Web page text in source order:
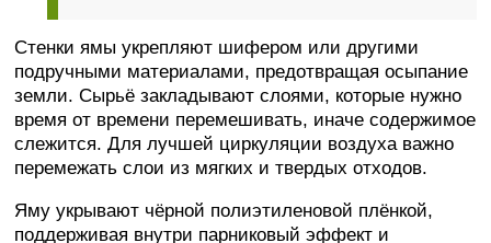
Стенки ямы укрепляют шифером или другими
подручными материалами, предотвращая осыпание
земли. Сырьё закладывают слоями, которые нужно
время от времени перемешивать, иначе содержимое
слежится. Для лучшей циркуляции воздуха важно
перемежать слои из мягких и твердых отходов.
Яму укрывают чёрной полиэтиленовой плёнкой,
поддерживая внутри парниковый эффект и